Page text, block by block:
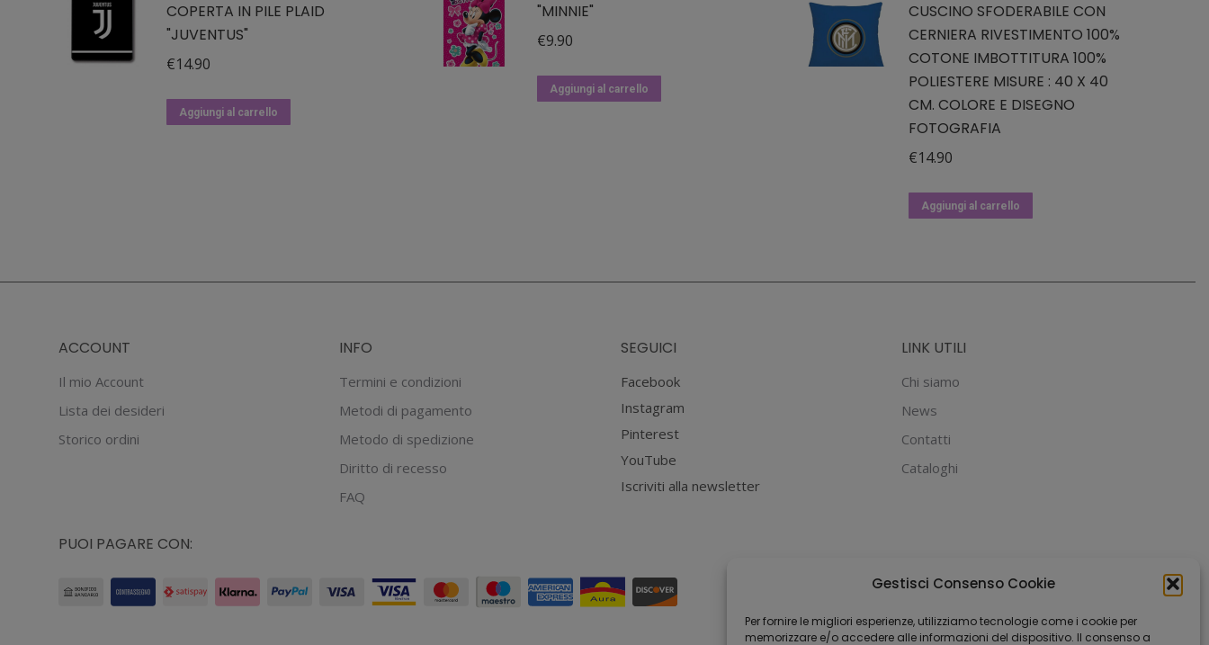
Gestisci Consenso Cookie
Per fornire le migliori esperienze, utilizziamo tecnologie come i cookie per
memorizzare e/o accedere alle informazioni del dispositivo. Il consenso a
COPERTA IN PILE PLAID
"JUVENTUS"
€14.90
Aggiungi al carrello
"MINNIE"
€9.90
Aggiungi al carrello
CUSCINO SFODERABILE CON
CERNIERA RIVESTIMENTO 100%
COTONE IMBOTTITURA 100%
POLIESTERE MISURE : 40 X 40
CM. COLORE E DISEGNO
FOTOGRAFIA
€14.90
Aggiungi al carrello
ACCOUNT
Il mio Account
Lista dei desideri
Storico ordini
INFO
Termini e condizioni
Metodi di pagamento
Metodo di spedizione
Diritto di recesso
FAQ
SEGUICI
Facebook
Instagram
Pinterest
YouTube
Iscriviti alla newsletter
LINK UTILI
Chi siamo
News
Contatti
Cataloghi
PUOI PAGARE CON: